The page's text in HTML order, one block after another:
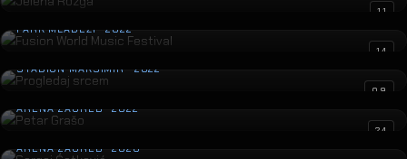
11
Fusion World Music Festival
PARK MLADEŽI · 2022
14
Progledaj srcem
STADION MAKSIMIR · 2022
09
Petar Grašo
ARENA ZAGREB · 2022
24
Sergej Ćetković
ARENA ZAGREB · 2020